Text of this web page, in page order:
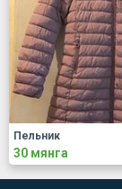
Пельник
30 мянга